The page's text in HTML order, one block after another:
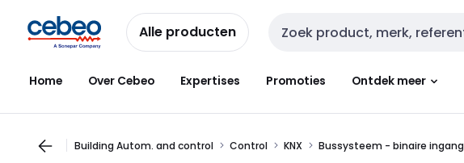
naar
navigatie
naar
inhoud
Alle producten Zoekveld invoer
Home Over Cebeo Expertises Promoties Ontdek meer
Building Autom. and control Control KNX Bussysteem - binaire ingang